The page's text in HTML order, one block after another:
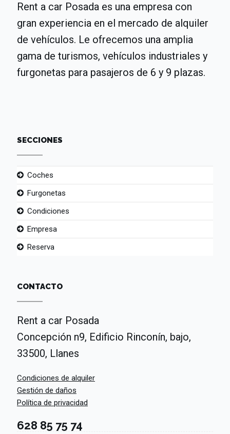
Rent a car Posada es una empresa con
gran experiencia en el mercado de alquiler
de vehículos. Le ofrecemos una amplia
gama de turismos, vehículos industriales y
furgonetas para pasajeros de 6 y 9 plazas.
SECCIONES
Coches
Furgonetas
Condiciones
Empresa
Reserva
CONTACTO
Rent a car Posada
Concepción n9, Edificio Rinconín, bajo,
33500, Llanes
Condiciones de alquiler
Gestión de daños
Política de privacidad
628 85 75 74